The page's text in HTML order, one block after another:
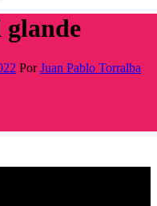
glande
PorJuan Pablo Torralba